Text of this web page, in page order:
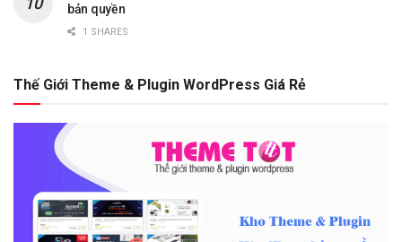
bản quyền
1 SHARES
Thế Giới Theme & Plugin WordPress Giá Rẻ